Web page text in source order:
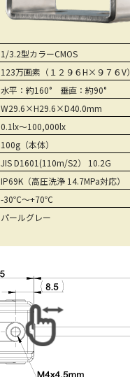
1/3.2型カラーCMOS
123万画素（１２９６H×９７６V）
水平：約160° 垂直：約90°
W29.6×H29.6×D40.0mm
0.1lx～100,000lx
100g（本体）
JIS D1601(110m/S2） 10.2G
IP69K（高圧洗浄 14.7MPa対応）
-30℃～+70℃
パールグレー